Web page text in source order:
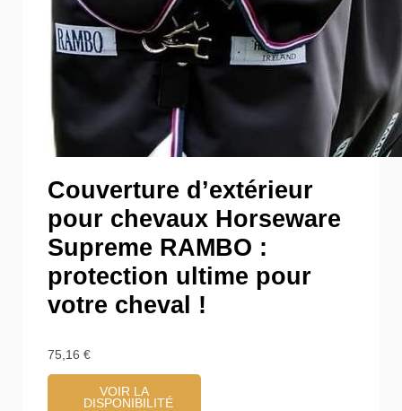
Couverture d’extérieur
pour chevaux Horseware
Supreme RAMBO :
protection ultime pour
votre cheval !
75,16 €
VOIR LA
DISPONIBILITÉ